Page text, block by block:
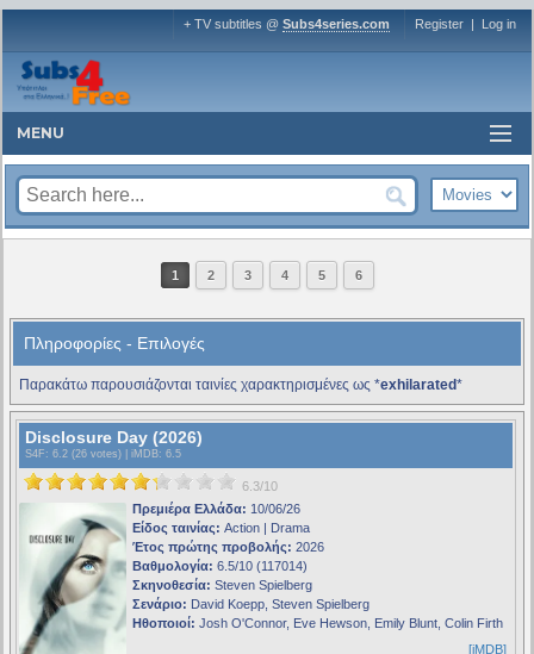
+ TV subtitles @ Subs4series.com Register | Log in
MENU
1 2 3 4 5 6
Πληροφορίες - Επιλογές
Παρακάτω παρουσιάζονται ταινίες χαρακτηρισμένες ως *exhilarated*
Disclosure Day (2026)
S4F : 6.2 (26 votes) | iMDB: 6.5
6.3/10
Πρεμιέρα Ελλάδα: 10/06/26
Είδος ταινίας: Action | Drama
Έτος πρώτης προβολής: 2026
Βαθμολογία: 6.5/10 (117014)
Σκηνοθεσία: Steven Spielberg
Σενάριο: David Koepp, Steven Spielberg
Ηθοποιοί: Josh O'Connor, Eve Hewson, Emily Blunt, Colin Firth
[iMDB]